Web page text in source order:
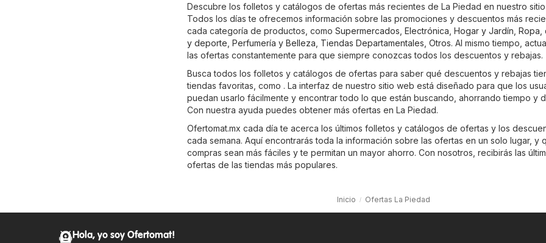
Descubre los folletos y catálogos de ofertas más recientes de La Piedad en nuestro
Todos los días te ofrecemos información sobre las promociones y descuentos más
cada categoría de productos, como Supermercados Electrónica Hogar y Jardín Ropa,
y deporte Perfumería y Belleza Tiendas Departamentales Otros. Al mismo tiempo,
las ofertas constantemente para que siempre conozcas todos los descuentos y rebajas.
Busca todos los folletos y catálogos de ofertas para saber qué descuentos y rebajas
tiendas favoritas, como . La interfaz de nuestro sitio web está diseñado para que los
puedan usarlo fácilmente y encontrar todo lo que están buscando, ahorrando tiempo y
Con nuestra ayuda puedes obtener más ofertas en La Piedad.
Ofertomat.mx cada día te acerca los últimos folletos y catálogos de ofertas y los
cada semana. Aquí encontrarás toda la información sobre las ofertas en un solo lugar, y
compras sean más fáciles y te permitan un mayor ahorro. Con nosotros, recibirás las
ofertas de las tiendas más populares.
Inicio Ofertas La Piedad
Hola, yo soy Ofertomat!